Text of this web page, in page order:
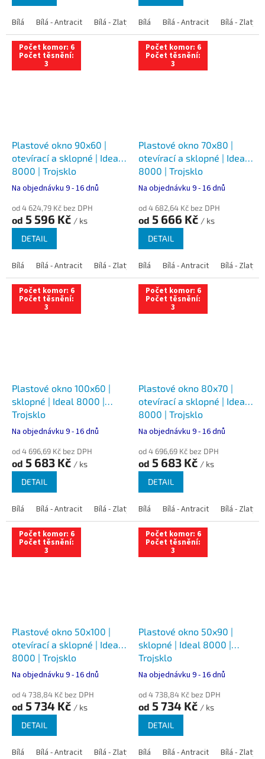
Bílá Bílá - Antracit Bílá - Zlatý dub Bílá - Tmavý dub Bílá -
Bílá Bílá - Antracit Bílá - Zlatý
Počet komor: 6
Počet těsnění:
3
Plastové okno 90x60 |
otevírací a sklopné | Ideal
8000 | Trojsklo
Na objednávku 9 - 16 dnů
od 4 624,79 Kč bez DPH
od 5 596 Kč / ks
DETAIL
Bílá Bílá - Antracit Bílá - Zlatý dub Bílá - Tmavý dub Bílá -
Počet komor: 6
Počet těsnění:
3
Plastové okno 70x80 |
otevírací a sklopné | Ideal
8000 | Trojsklo
Na objednávku 9 - 16 dnů
od 4 682,64 Kč bez DPH
od 5 666 Kč / ks
DETAIL
Bílá Bílá - Antracit Bílá - Zlatý
Počet komor: 6
Počet těsnění:
3
Plastové okno 100x60 |
sklopné | Ideal 8000 |
Trojsklo
Na objednávku 9 - 16 dnů
od 4 696,69 Kč bez DPH
od 5 683 Kč / ks
DETAIL
Bílá Bílá - Antracit Bílá - Zlatý dub Bílá - Tmavý dub Bílá -
Počet komor: 6
Počet těsnění:
3
Plastové okno 80x70 |
otevírací a sklopné | Ideal
8000 | Trojsklo
Na objednávku 9 - 16 dnů
od 4 696,69 Kč bez DPH
od 5 683 Kč / ks
DETAIL
Bílá Bílá - Antracit Bílá - Zlatý
Počet komor: 6
Počet těsnění:
3
Plastové okno 50x100 |
otevírací a sklopné | Ideal
8000 | Trojsklo
Na objednávku 9 - 16 dnů
od 4 738,84 Kč bez DPH
od 5 734 Kč / ks
DETAIL
Bílá Bílá - Antracit Bílá - Zlatý dub Bílá - Tmavý dub Bílá -
Počet komor: 6
Počet těsnění:
3
Plastové okno 50x90 |
sklopné | Ideal 8000 |
Trojsklo
Na objednávku 9 - 16 dnů
od 4 738,84 Kč bez DPH
od 5 734 Kč / ks
DETAIL
Bílá Bílá - Antracit Bílá - Zlatý